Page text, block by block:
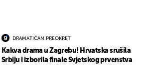
DRAMATIČAN PREOKRET
Kakva drama u Zagrebu! Hrvatska srušila
Srbiju i izborila finale Svjetskog prvenstva